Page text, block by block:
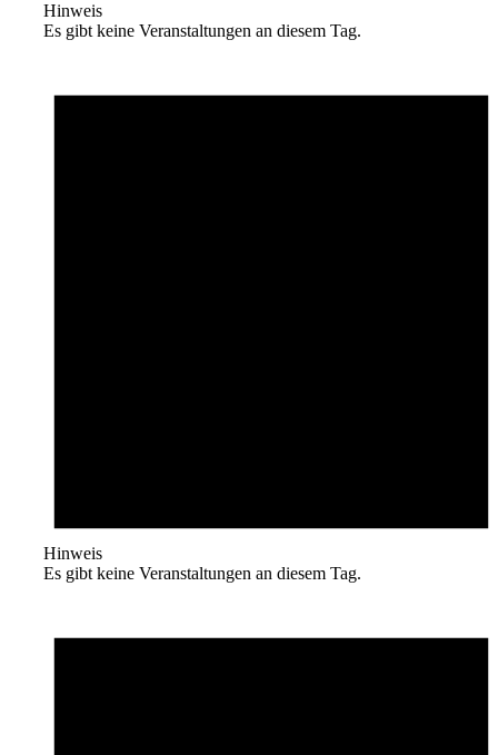
Hinweis
Es gibt keine Veranstaltungen an diesem Tag.
Hinweis
Es gibt keine Veranstaltungen an diesem Tag.